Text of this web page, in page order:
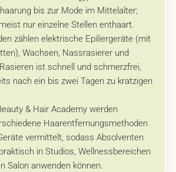
bis zur Mode im Mittelalter;
nur einzelne Stellen enthaart.
zählen elektrische Epiliergeräte (mit
Wachsen, Nassrasierer und
ist schnell und schmerzfrei,
nach ein bis zwei Tagen zu kratzigen
& Hair Academy werden
Haarentfernungsmethoden
vermittelt, sodass Absolventen
in Studios, Wellnessbereichen
Salon anwenden können.